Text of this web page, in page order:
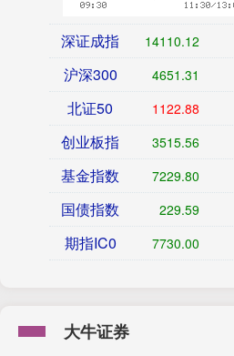
深证成指 14110.12
沪深300 4651.31
北证50 1122.88
创业板指 3515.56
基金指数 7229.80
国债指数 229.59
期指IC0 7730.00
大牛证券